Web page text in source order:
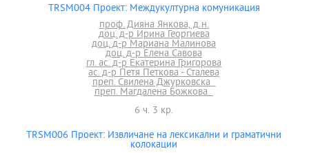
TRSM004 Проект: Междукултурна комуникация
проф. Дияна Янкова, д.н.
доц. д-р Ирина Георгиева
доц. д-р Мариана Малинова
доц. д-р Елена Савова
гл. ас. д-р Екатерина Григорова
ас. д-р Петя Петкова - Сталева
преп. Свилена Джурковска
преп. Магдалена Божкова
6 ч. 3 кр.
TRSM006 Проект: Извличане на лексикални и граматични
колокации